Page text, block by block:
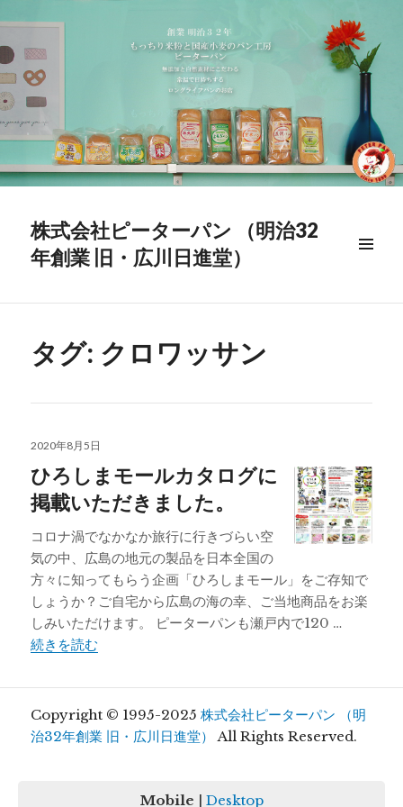
株式会社ピーターパン （明治32
年創業 旧・広川日進堂）
ット
タグ: クロワッサン
投
日:
2020年8月5日
ひろしまモールカタログに
掲載いただきました。
コロナ渦でなかなか旅行に行きづらい空
気の中、広島の地元の製品を日本全国の
方々に知ってもらう企画「ひろしまモール」をご存知で
しょうか？ご自宅から広島の海の幸、ご当地商品をお楽
しみいただけます。 ピーターパンも瀬戸内で120 …
続きを読む
Copyright © 1995-2025株式会社ピーターパン （明
治32年創業 旧・広川日進堂）All Rights Reserved.
Mobile | Desktop